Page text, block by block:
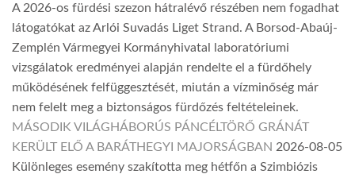
A 2026-os fürdési szezon hátralévő részében nem fogadhat
látogatókat az Arlói Suvadás Liget Strand. A Borsod-Abaúj-
Zemplén Vármegyei Kormányhivatal laboratóriumi
vizsgálatok eredményei alapján rendelte el a fürdőhely
működésének felfüggesztését, miután a vízminőség már
nem felelt meg a biztonságos fürdőzés feltételeinek.
MÁSODIK VILÁGHÁBORÚS PÁNCÉLTÖRŐ GRÁNÁT
KERÜLT ELŐ A BARÁTHEGYI MAJORSÁGBAN 2026-08-05
Különleges esemény szakította meg hétfőn a Szimbiózis